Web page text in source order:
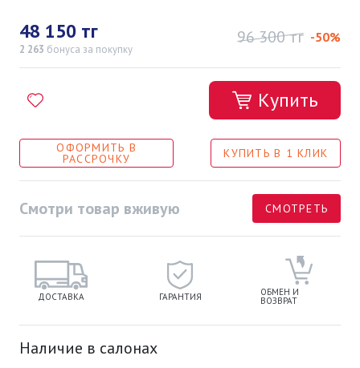
48 150 тг
2 263 бонуса за покупку
96 300 тг -50%
Купить
ОФОРМИТЬ В
РАССРОЧКУ КУПИТЬ В 1 КЛИК
Смотри товар вживую СМОТРЕТЬ
ДОСТАВКА ГАРАНТИЯ ОБМЕН И
ВОЗВРАТ
Наличие в салонах